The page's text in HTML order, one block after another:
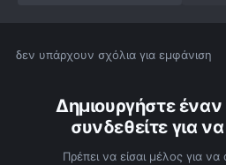
δεν υπάρχουν σχόλια για εμφάνιση
Δημιουργήστε
συνδεθείτε για
Πρέπει να είσαι μέλος για